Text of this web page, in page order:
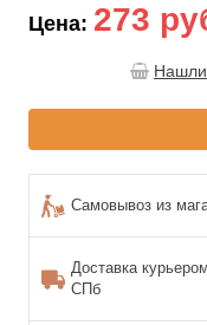
Цена: 273
Самовывоз из
Доставка
СПб